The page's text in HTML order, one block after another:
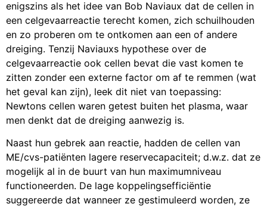
enigszins als het idee van Bob Naviaux dat de cellen in
een celgevaarreactie terecht komen, zich schuilhouden
en zo proberen om te ontkomen aan een of andere
dreiging. Tenzij Naviauxs hypothese over de
celgevaarreactie ook cellen bevat die vast komen te
zitten zonder een externe factor om af te remmen (wat
het geval kan zijn), leek dit niet van toepassing:
Newtons cellen waren getest buiten het plasma, waar
men denkt dat de dreiging aanwezig is.
Naast hun gebrek aan reactie, hadden de cellen van
ME/cvs-patiënten lagere reservecapaciteit; d.w.z. dat ze
mogelijk al in de buurt van hun maximumniveau
functioneerden. De lage koppelingsefficiëntie
suggereerde dat wanneer ze gestimuleerd worden, ze